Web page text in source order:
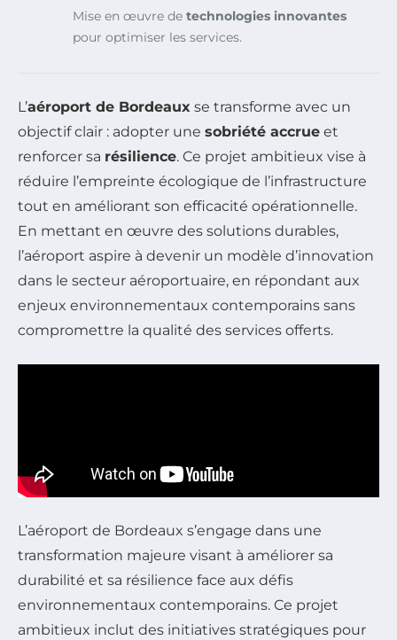
Mise en œuvre de technologies innovantes
pour optimiser les services.
L’aéroport de Bordeaux se transforme avec un
objectif clair : adopter une sobriété accrue et
renforcer sa résilience. Ce projet ambitieux vise à
réduire l’empreinte écologique de l’infrastructure
tout en améliorant son efficacité opérationnelle.
En mettant en œuvre des solutions durables,
l’aéroport aspire à devenir un modèle d’innovation
dans le secteur aéroportuaire, en répondant aux
enjeux environnementaux contemporains sans
compromettre la qualité des services offerts.
L’aéroport de Bordeaux s’engage dans une
transformation majeure visant à améliorer sa
durabilité et sa résilience face aux défis
environnementaux contemporains. Ce projet
ambitieux inclut des initiatives stratégiques pour